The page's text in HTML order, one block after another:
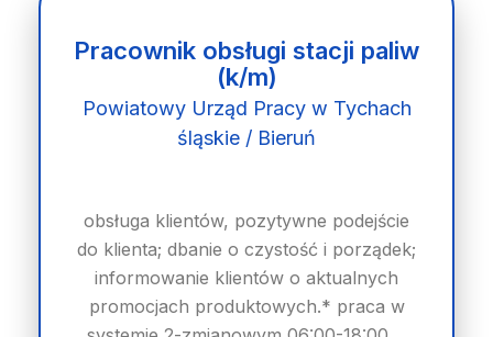
Pracownik obsługi stacji paliw
(k/m)
Powiatowy Urząd Pracy w Tychach
śląskie / Bieruń
obsługa klientów, pozytywne podejście
do klienta; dbanie o czystość i porządek;
informowanie klientów o aktualnych
promocjach produktowych.* praca w